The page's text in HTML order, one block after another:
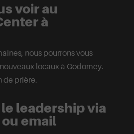
voir au
à
nous pourrons vous
locaux à Godomey.
de prière.
leadership via
email